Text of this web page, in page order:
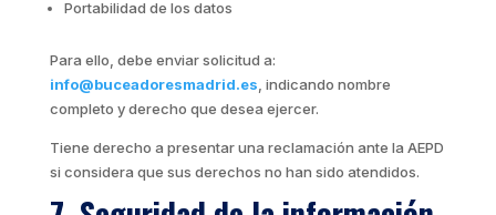
Portabilidad de los datos
Para ello, debe enviar solicitud a:
info@buceadoresmadrid.es , indicando nombre
completo y derecho que desea ejercer.
Tiene derecho a presentar una reclamación ante la AEPD
si considera que sus derechos no han sido atendidos.